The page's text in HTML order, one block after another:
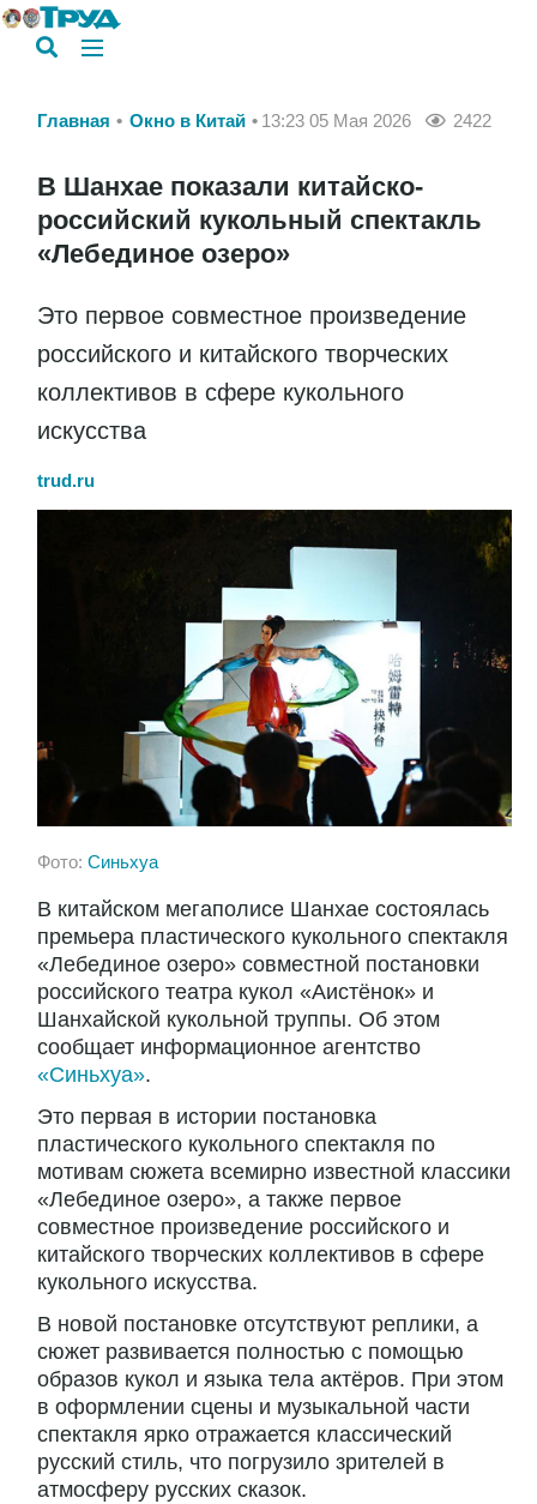
Главная Окно в Китай 13:23 05 Мая 2026 2422
В Шанхае показали китайско-
российский кукольный спектакль
«Лебединое озеро»
Это первое совместное произведение
российского и китайского творческих
коллективов в сфере кукольного
искусства
trud.ru
Фото: Синьхуа
В китайском мегаполисе Шанхае состоялась
премьера пластического кукольного спектакля
«Лебединое озеро» совместной постановки
российского театра кукол «Аистёнок» и
Шанхайской кукольной труппы. Об этом
сообщает информационное агентство
«Синьхуа».
Это первая в истории постановка
пластического кукольного спектакля по
мотивам сюжета всемирно известной классики
«Лебединое озеро», а также первое
совместное произведение российского и
китайского творческих коллективов в сфере
кукольного искусства.
В новой постановке отсутствуют реплики, а
сюжет развивается полностью с помощью
образов кукол и языка тела актёров. При этом
в оформлении сцены и музыкальной части
спектакля ярко отражается классический
русский стиль, что погрузило зрителей в
атмосферу русских сказок.